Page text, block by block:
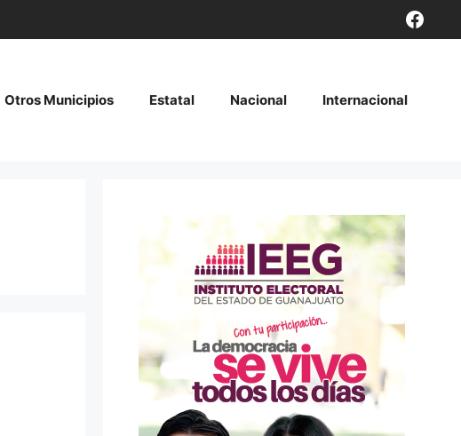
Otros Municipios Estatal Nacional Internacional